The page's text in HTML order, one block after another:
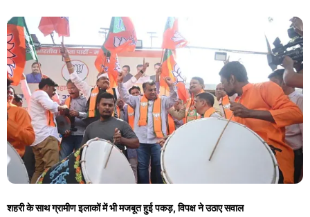
शहरी के साथ ग्रामीण इलाकों में भी मजबूत हुई पकड़, विपक्ष ने उठाए सवाल